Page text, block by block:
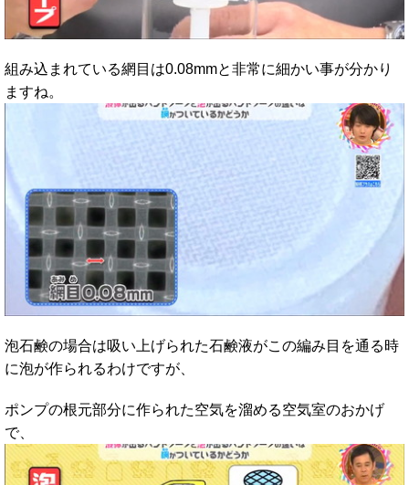
組み込まれている網目は0.08mmと非常に細かい事が分かり
ますね。
泡石鹸の場合は吸い上げられた石鹸液がこの編み目を通る時
に泡が作られるわけですが、
ポンプの根元部分に作られた空気を溜める空気室のおかげ
で、